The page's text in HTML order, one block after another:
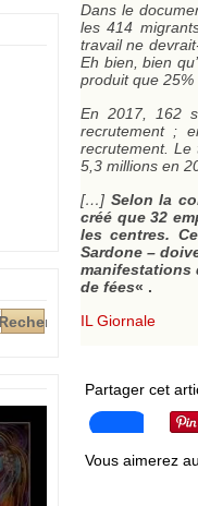
Dans le
les 414
travail ne
Eh bien, bien
produit que
En 2017, 162
recrutement ;
recrutement. Le
5,3 millions en
[…] Selon la
créé que 32
les centres.
Sardone –
manifestations
de fées« .
IL Giornale
Partager cet
Vous aimerez